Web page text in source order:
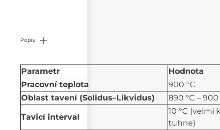
Popis
Parametr
Hodnota
Pracovní teplota
900 °C
Oblast tavení (Solidus–Likvidus)
890 °C – 900
Tavicí interval
10 °C (velmi
tuhne)